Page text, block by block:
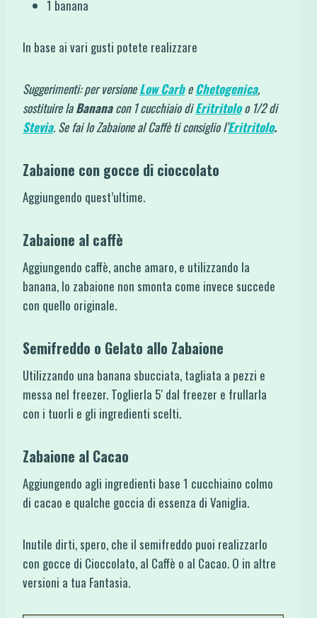
1 banana
In base ai vari gusti potete realizzare
Suggerimenti: per versioneLow CarbeChetogenica,
sostituire laBananacon 1 cucchiaio diEritritoloo 1/2 di
Stevia. Se fai lo Zabaione al Caffè ti consiglio l’Eritritolo.
Zabaione con gocce di cioccolato
Aggiungendo quest’ultime.
Zabaione al caffè
Aggiungendo caffè, anche amaro, e utilizzando la
banana, lo zabaione non smonta come invece succede
con quello originale.
Semifreddo o Gelato allo Zabaione
Utilizzando una banana sbucciata, tagliata a pezzi e
messa nel freezer. Toglierla 5′ dal freezer e frullarla
con i tuorli e gli ingredienti scelti.
Zabaione al Cacao
Aggiungendo agli ingredienti base 1 cucchiaino colmo
di cacao e qualche goccia di essenza di Vaniglia.
Inutile dirti, spero, che il semifreddo puoi realizzarlo
con gocce di Cioccolato, al Caffè o al Cacao. O in altre
versioni a tua Fantasia.